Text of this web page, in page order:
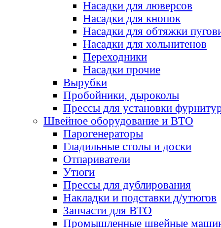
Насадки для люверсов
Насадки для кнопок
Насадки для обтяжки
Насадки для хольнитенов
Переходники
Насадки прочие
Вырубки
Пробойники, дыроколы
Прессы для установки
Швейное оборудование и ВТО
Парогенераторы
Гладильные столы и доски
Отпариватели
Утюги
Прессы для дублирования
Накладки и подставки д/утюгов
Запчасти для ВТО
Промышленные швейные